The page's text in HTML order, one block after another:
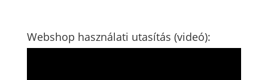
Webshop használati utasítás (videó):